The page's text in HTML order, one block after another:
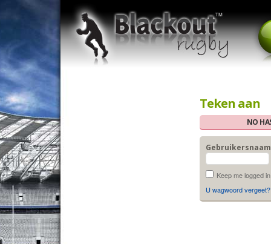
Teken aan
NO
Gebruikersnaam
Keep me logged in
U wagwoord vergeet?